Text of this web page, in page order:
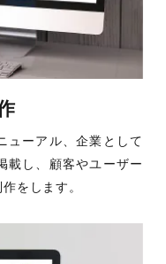
ューアル、企業として
載し、顧客やユーザー
をします。